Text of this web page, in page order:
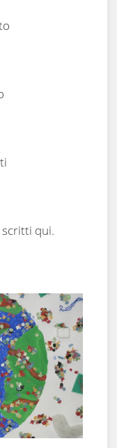
qui.